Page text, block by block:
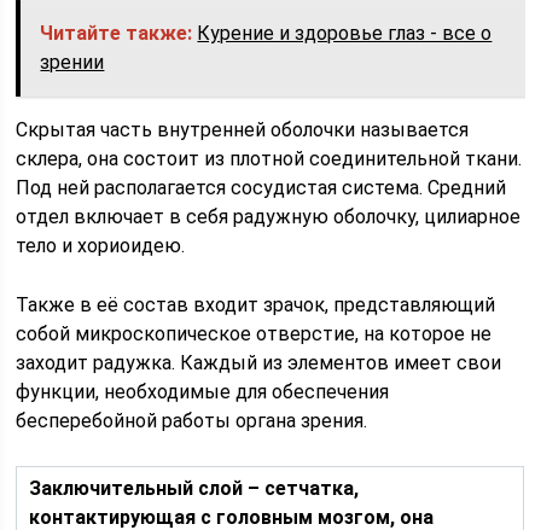
Читайте также: Курение и здоровье глаз - все о
зрении
Скрытая часть внутренней оболочки называется
склера, она состоит из плотной соединительной ткани.
Под ней располагается сосудистая система. Средний
отдел включает в себя радужную оболочку, цилиарное
тело и хориоидею.
Также в её состав входит зрачок, представляющий
собой микроскопическое отверстие, на которое не
заходит радужка. Каждый из элементов имеет свои
функции, необходимые для обеспечения
бесперебойной работы органа зрения.
Заключительный слой – сетчатка,
контактирующая с головным мозгом, она